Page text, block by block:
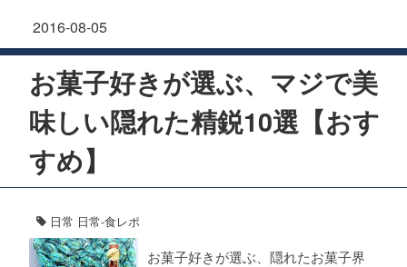
2016-08-05
お菓子好きが選ぶ、マジで美
味しい隠れた精鋭10選【おす
すめ】
日常 日常-食レポ
お菓子好きが選ぶ、隠れたお菓子界